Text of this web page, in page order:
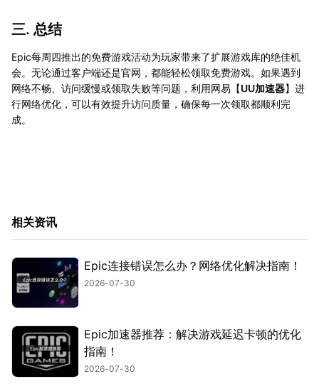
三. 总结
Epic每周四推出的免费游戏活动为玩家带来了扩展游戏库的绝佳机
会。无论通过客户端还是官网，都能轻松领取免费游戏。如果遇到
网络不畅、访问缓慢或领取失败等问题，利用网易【UU加速器】进
行网络优化，可以有效提升访问质量，确保每一次领取都顺利完
成。
相关资讯
Epic连接错误怎么办？网络优化解决指南！
2026-07-30
Epic加速器推荐：解决游戏延迟卡顿的优化
指南！
2026-07-30